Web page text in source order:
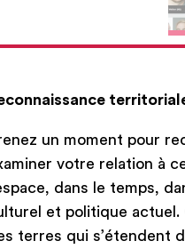
un moment pour
votre relation à
dans le temps,
et politique actuel.
terres qui s’étendent
a